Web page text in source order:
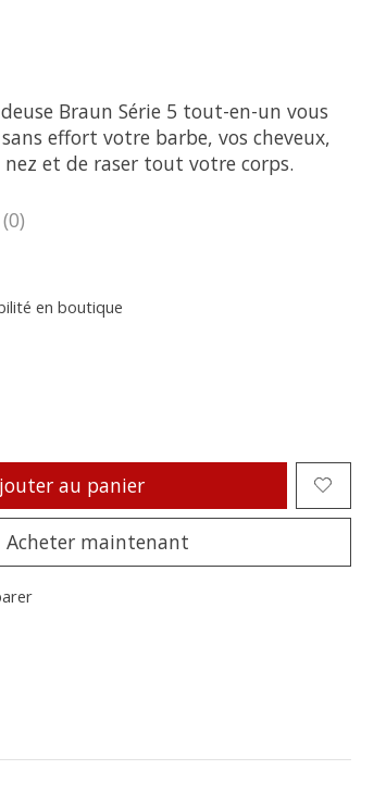
Braun Série 5 tout-en-un vous
effort votre barbe, vos cheveux,
et de raser tout votre corps.
à
(0)
en boutique
au panier
Acheter maintenant